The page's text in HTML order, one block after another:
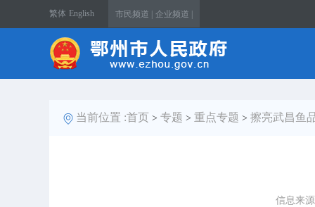
繁体 English 市民频道 | 企业频道 |
当前位置 :首页 > 专题 > 重点专题 > 擦亮武昌鱼
信息来